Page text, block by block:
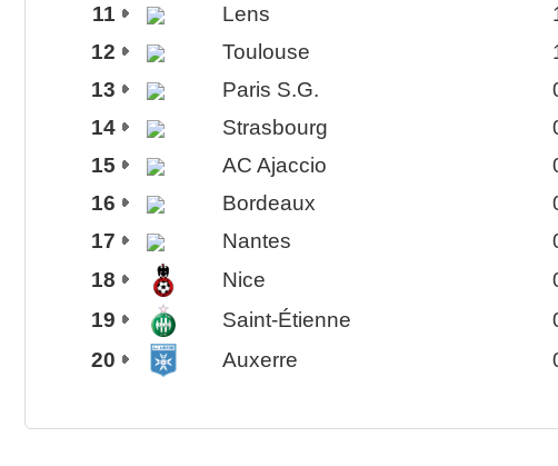
11
Lens
12
Toulouse
13
Paris S.G.
14
Strasbourg
15
AC Ajaccio
16
Bordeaux
17
Nantes
18
Nice
19
Saint-Étienne
20
Auxerre